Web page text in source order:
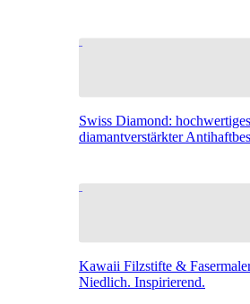
Swiss Diamond:
diamantverstärkter
Kawaii Filzstifte &
Niedlich. Inspirierend.